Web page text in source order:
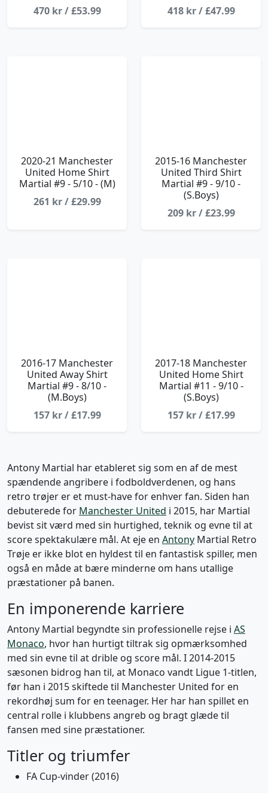
470 kr / £53.99
418 kr / £47.99
2020-21 Manchester
United Home Shirt
Martial #9 - 5/10 - (M)
261 kr / £29.99
2015-16 Manchester
United Third Shirt
Martial #9 - 9/10 -
(S.Boys)
209 kr / £23.99
2016-17 Manchester
United Away Shirt
Martial #9 - 8/10 -
(M.Boys)
157 kr / £17.99
2017-18 Manchester
United Home Shirt
Martial #11 - 9/10 -
(S.Boys)
157 kr / £17.99
Antony Martial har etableret sig som en af de mest
spændende angribere i fodboldverdenen, og hans
retro trøjer er et must-have for enhver fan. Siden han
debuterede for Manchester United i 2015, har Martial
bevist sit værd med sin hurtighed, teknik og evne til at
score spektakulære mål. At eje en Antony Martial Retro
Trøje er ikke blot en hyldest til en fantastisk spiller, men
også en måde at bære minderne om hans utallige
præstationer på banen.
En imponerende karriere
Antony Martial begyndte sin professionelle rejse i AS
Monaco, hvor han hurtigt tiltrak sig opmærksomhed
med sin evne til at drible og score mål. I 2014-2015
sæsonen bidrog han til, at Monaco vandt Ligue 1-titlen,
før han i 2015 skiftede til Manchester United for en
rekordhøj sum for en teenager. Her har han spillet en
central rolle i klubbens angreb og bragt glæde til
fansen med sine præstationer.
Titler og triumfer
FA Cup-vinder (2016)